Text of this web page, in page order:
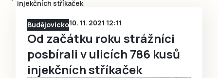
injekčních stříkaček
Budějovicko10. 11. 2021 12:11
Od začátku roku strážníci
posbírali v ulicích 786 kusů
injekčních stříkaček